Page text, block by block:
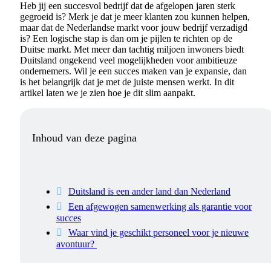
Heb jij een succesvol bedrijf dat de afgelopen jaren sterk
gegroeid is? Merk je dat je meer klanten zou kunnen helpen,
maar dat de Nederlandse markt voor jouw bedrijf verzadigd
is? Een logische stap is dan om je pijlen te richten op de
Duitse markt. Met meer dan tachtig miljoen inwoners biedt
Duitsland ongekend veel mogelijkheden voor ambitieuze
ondernemers. Wil je een succes maken van je expansie, dan
is het belangrijk dat je met de juiste mensen werkt. In dit
artikel laten we je zien hoe je dit slim aanpakt.
Inhoud van deze pagina
Duitsland is een ander land dan Nederland
Een afgewogen samenwerking als garantie voor
succes
Waar vind je geschikt personeel voor je nieuwe
avontuur?